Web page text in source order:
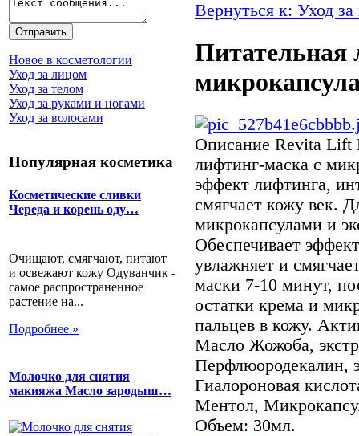
Новое в косметологии
Уход за лицом
Уход за телом
Уход за руками и ногами
Уход за волосами
Популярная косметика
Косметические сливки
Череда и корень оду…
Очищают, смягчают, питают
и освежают кожу Одуванчик -
самое распространенное
растение на...
Подробнее »
Молочко для снятия
макияжа Масло зародыш…
Вернуться к: Уход за
Питательная
Описание Revita Lift
лифтинг-маска с
эффект лифтинга,
смягчает кожу век.
микрокапсулами и
Обеспечивает
увлажняет и
маски 7-10 минут,
остатки крема и
пальцев в кожу.
Масло Жожоба,
Перфлюородекалин,
Гиалороновая
Ментол,
Объем: 30мл.